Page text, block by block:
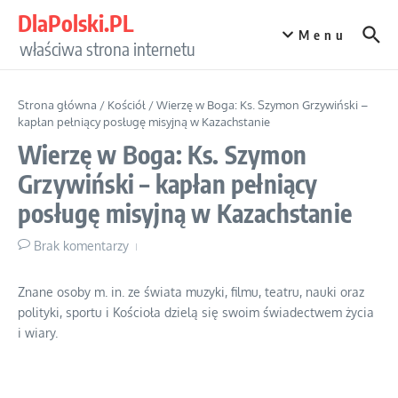
DlaPolski.PL
właściwa strona internetu
Menu
Strona główna / Kościół /Wierzę w Boga: Ks. Szymon Grzywiński –
kapłan pełniący posługę misyjną w Kazachstanie
Wierzę w Boga: Ks. Szymon
Grzywiński – kapłan pełniący
posługę misyjną w Kazachstanie
Brak komentarzy
Znane osoby m. in. ze świata muzyki, filmu, teatru, nauki oraz
polityki, sportu i Kościoła dzielą się swoim świadectwem życia
i wiary.